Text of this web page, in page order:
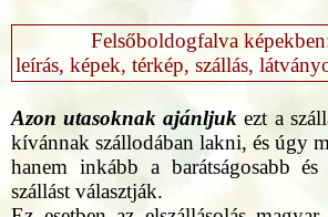
Felsőboldogfalva
leírás, képek, térkép, szállás,
Azon utasoknak ajánljuk ezt a
kívánnak szállodában lakni, és úgy
hanem inkább a barátságosabb
szállást választják.